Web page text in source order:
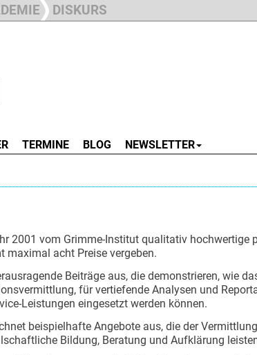
DISKURS
TERMINE BLOG NEWSLETTER
2001 vom Grimme-Institut qualitativ hochwertige
maximal acht Preise vergeben.
Beiträge aus, die demonstrieren, wie
für vertiefende Analysen und
Leistungen eingesetzt werden können.
beispielhafte Angebote aus, die der
Bildung, Beratung und Aufklärung